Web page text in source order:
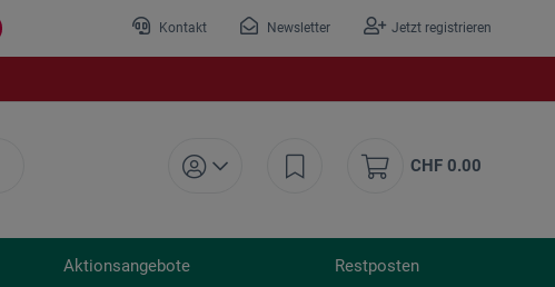
Kontakt Newsletter Jetzt registrieren
CHF 0.00
Aktionsangebote Restposten